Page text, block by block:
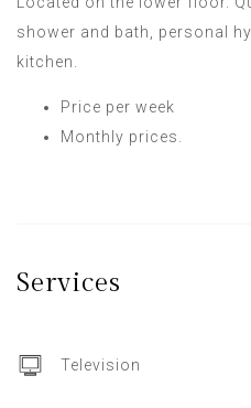
shower and bath, personal
kitchen.
Price per week
Monthly prices.
Services
Television